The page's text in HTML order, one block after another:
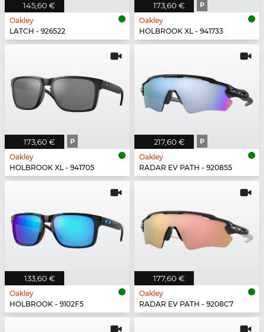
145,60 €
Oakley
LATCH - 926522
173,60 € P
Oakley
HOLBROOK XL - 941733
173,60 € P
Oakley
HOLBROOK XL - 941705
217,60 € P
Oakley
RADAR EV PATH - 920855
133,60 €
Oakley
HOLBROOK - 9102F5
177,60 €
Oakley
RADAR EV PATH - 9208C7